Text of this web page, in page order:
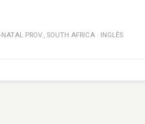
PROV., SOUTH AFRICA · INGLÊS